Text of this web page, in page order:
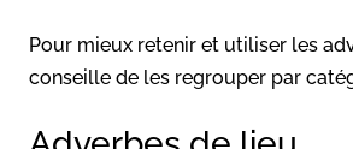
Pour mieux retenir et utiliser les
conseille de les regrouper par